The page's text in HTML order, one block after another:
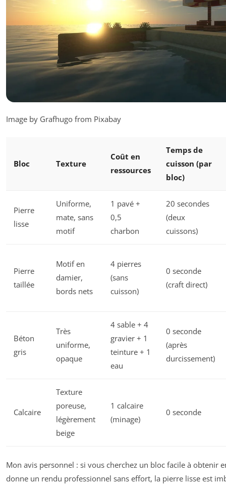
Image by Grafhugo from Pixabay
Bloc Texture
Coût en
ressources
Temps de
cuisson (par
bloc)
Pierre
lisse
Uniforme,
mate, sans
motif
1 pavé +
0,5
charbon
20 secondes
(deux
cuissons)
Pierre
taillée
Motif en
damier,
bords nets
4 pierres
(sans
cuisson)
0 seconde
(craft direct)
Béton
gris
Très
uniforme,
opaque
4 sable + 4
gravier + 1
teinture + 1
eau
0 seconde
(après
durcissement)
Calcaire
Texture
poreuse,
légèrement
beige
1 calcaire
(minage)
0 seconde
Mon avis personnel : si vous cherchez un bloc facile à obtenir
donne un rendu professionnel sans effort, la pierre lisse est